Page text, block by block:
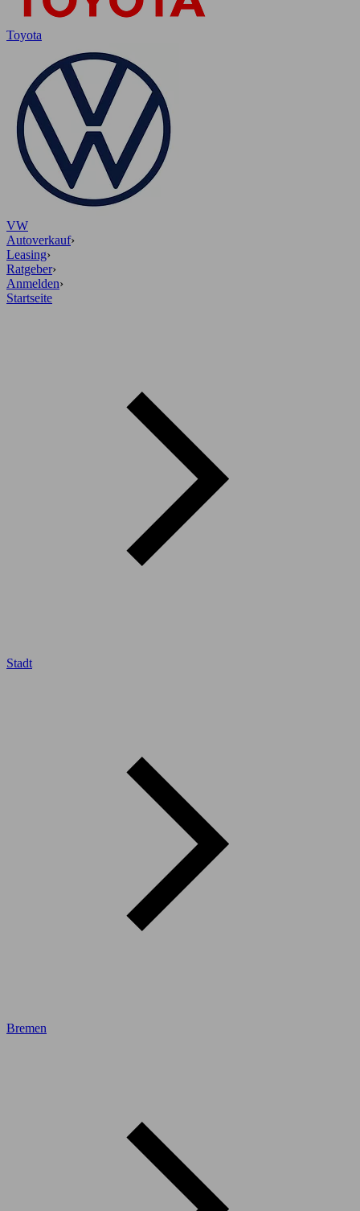
Toyota
VW
Autoverkauf›
Leasing›
Ratgeber›
Anmelden›
Startseite
Stadt
Bremen